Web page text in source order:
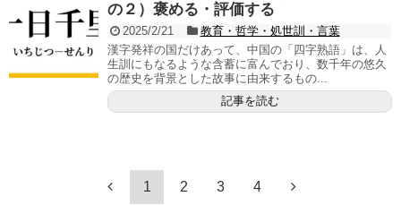
の２）褒める・評価する
2025/2/21
教育・哲学・処世訓・言葉
漢字発祥の国だけあって、中国の「四字熟語」は、人
生訓にもなるような含蓄に富んでおり、数千年の悠久
の歴史を背景とした故事に由来するもの...
記事を読む
1 2 3 4